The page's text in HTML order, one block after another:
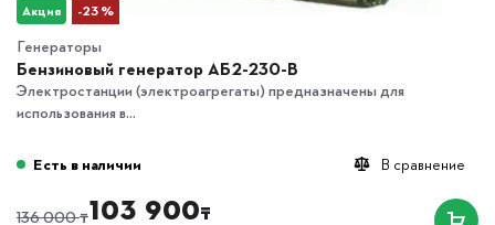
Акция -23 %
Генераторы
Бензиновый генератор АБ2-230-В
Электростанции (электроагрегаты) предназначены для
использования в...
В сравнение
Есть в наличии
136 000₸103 900₸